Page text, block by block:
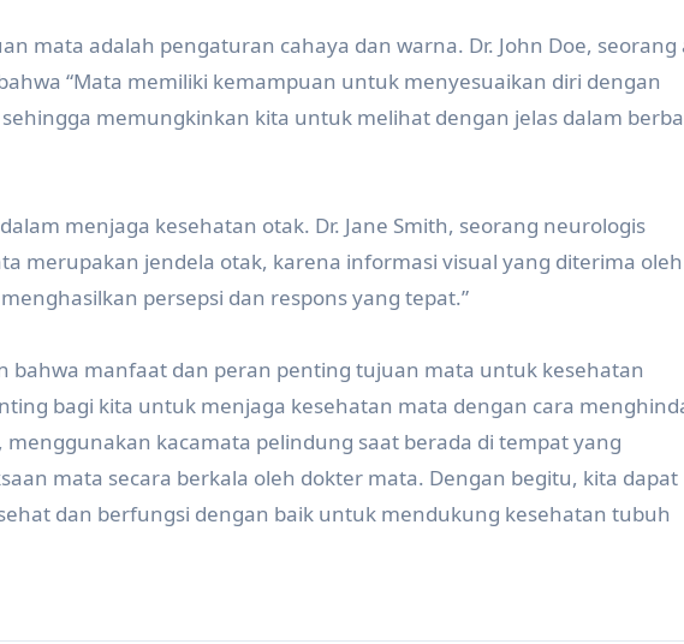
mata adalah pengaturan cahaya dan warna. Dr. John Doe, seorang
“Mata memiliki kemampuan untuk menyesuaikan diri dengan
memungkinkan kita untuk melihat dengan jelas dalam
menjaga kesehatan otak. Dr. Jane Smith, seorang neurologis
merupakan jendela otak, karena informasi visual yang diterima oleh
persepsi dan respons yang tepat.”
bahwa manfaat dan peran penting tujuan mata untuk kesehatan
bagi kita untuk menjaga kesehatan mata dengan cara
kacamata pelindung saat berada di tempat yang
mata secara berkala oleh dokter mata. Dengan begitu, kita dapat
dan berfungsi dengan baik untuk mendukung kesehatan tubuh